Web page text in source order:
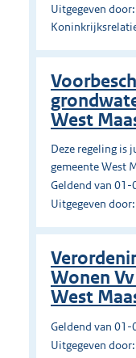
Uitgegeven
West
Deze regeling is
gemeente West
Geldend van
Uitgegeven
Wonen
West
Geldend van
Uitgegeven